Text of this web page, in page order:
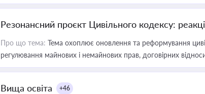
Резонансний проєкт Цивільного кодексу:
Про що тема: Тема охоплює оновлення та реформування
регулювання майнових і немайнових прав, договірних
Вища освіта +46